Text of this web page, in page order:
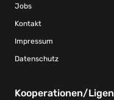
Jobs
Kontakt
Impressum
Datenschutz
Kooperationen/Ligen